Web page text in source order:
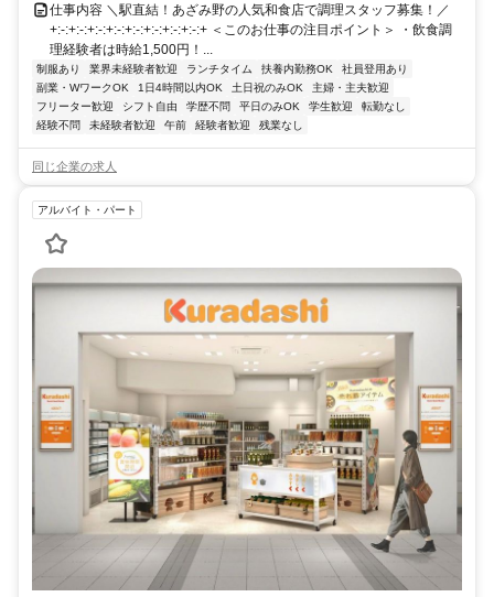
仕事内容 ＼駅直結！あざみ野の人気和食店で調理スタッフ募集！／
+:-:+:-:+:-:+:-:+:-:+:-:+:-:+:-:+ ＜このお仕事の注目ポイント＞ ・飲食調
理経験者は時給1,500円！...
制服あり 業界未経験者歓迎 ランチタイム 扶養内勤務OK
社員登用あり
副業・WワークOK
1日4時間以内OK 土日祝のみOK
主婦・主夫歓迎
フリーター歓迎
シフト自由 学歴不問 平日のみOK 学生歓迎
転勤なし
経験不問
未経験者歓迎 午前 経験者歓迎 残業なし
同じ企業の求人
アルバイト・パート